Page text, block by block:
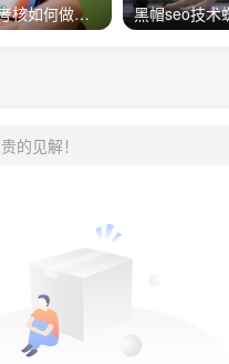
短视频2秒跳出率考核如何做留存？
的见解！